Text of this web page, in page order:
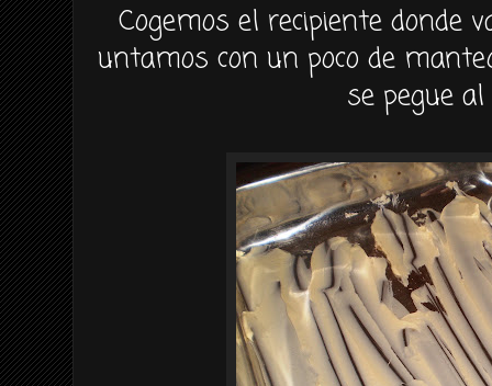
Cogemos el recipiente donde
untamos con un poco de
se pegue al